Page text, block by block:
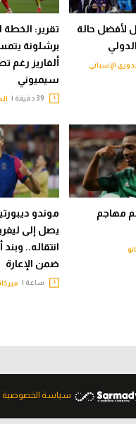
لأفضل حالة
الإسباني
تقرير: الخطة
برشلونة
ألفاريز رغم
سيميوني
مهاجم
موندو
يصل إلى
انتقاله..
ضمن الإعارة
ساعة |
سياسة الخصوصية